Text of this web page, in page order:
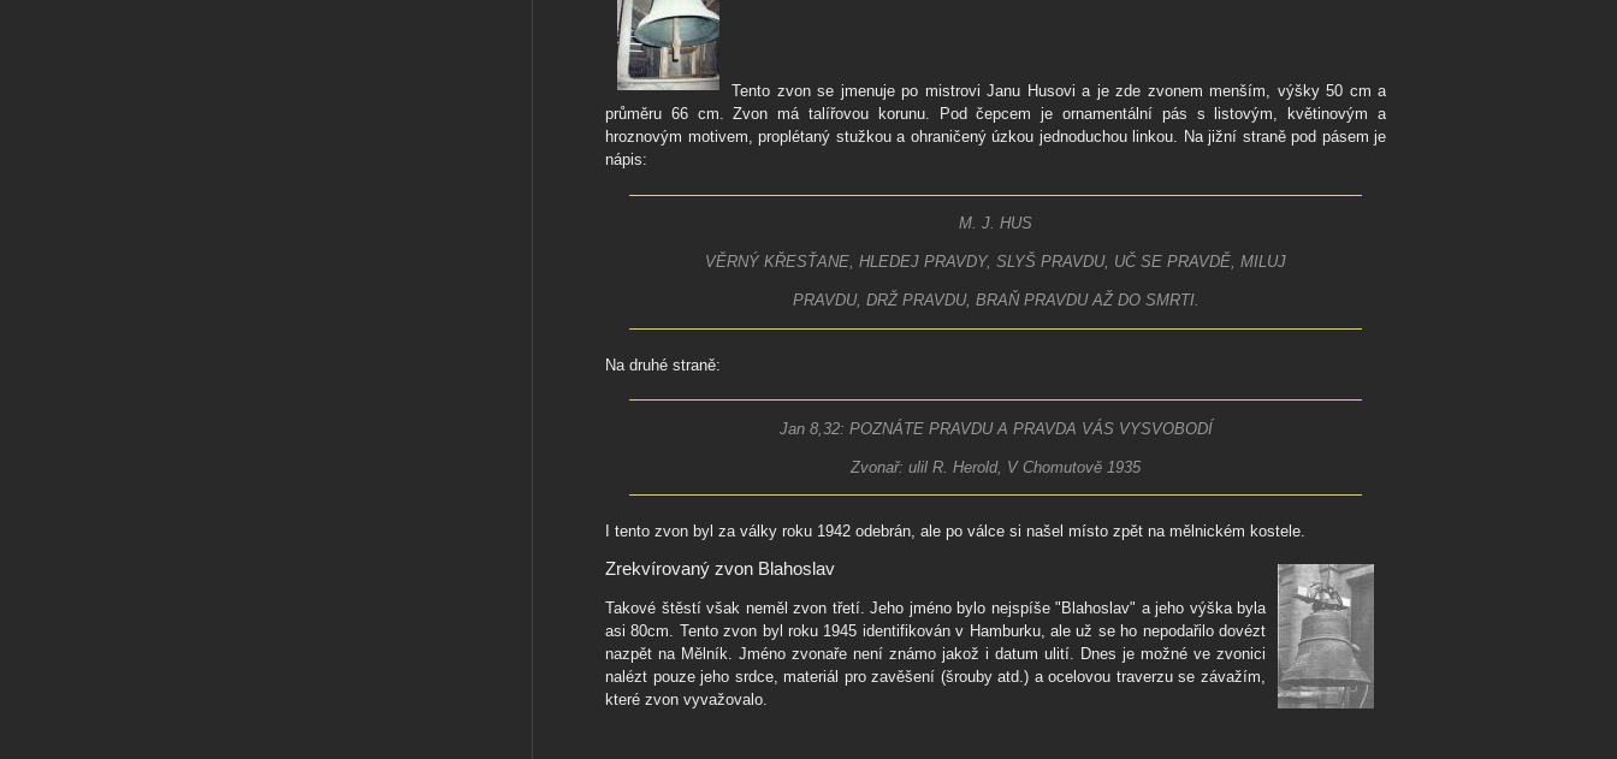
Tento zvon se jmenuje po mistrovi Janu Husovi a je zde zvonem menším, výšky 50 cm a
průměru 66 cm. Zvon má talířovou korunu. Pod čepcem je ornamentální pás s listovým, květinovým a
hroznovým motivem, proplétaný stužkou a ohraničený úzkou jednoduchou linkou. Na jižní straně pod pásem je
nápis:
M. J. HUS
VĚRNÝ KŘESŤANE, HLEDEJ PRAVDY, SLYŠ PRAVDU, UČ SE PRAVDĚ, MILUJ
PRAVDU, DRŽ PRAVDU, BRAŇ PRAVDU AŽ DO SMRTI.
Na druhé straně:
Jan 8,32: POZNÁTE PRAVDU A PRAVDA VÁS VYSVOBODÍ
Zvonař: ulil R. Herold, V Chomutově 1935
I tento zvon byl za války roku 1942 odebrán, ale po válce si našel místo zpět na mělnickém kostele.
Zrekvírovaný zvon Blahoslav
Takové štěstí však neměl zvon třetí. Jeho jméno bylo nejspíše "Blahoslav" a jeho výška byla
asi 80cm. Tento zvon byl roku 1945 identifikován v Hamburku, ale už se ho nepodařilo dovézt
nazpět na Mělník. Jméno zvonaře není známo jakož i datum ulití. Dnes je možné ve zvonici
nalézt pouze jeho srdce, materiál pro zavěšení (šrouby atd.) a ocelovou traverzu se závažím,
které zvon vyvažovalo.